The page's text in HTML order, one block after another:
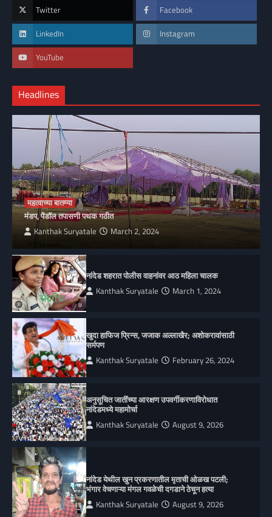
Twitter Facebook
LinkedIn Instagram
YouTube
Headlines
महत्वाच्या बातम्या
मंडप, पेंडॉल तपासणी पथक गठीत
Kanthak Suryatale March 2, 2024
नांदेड शहरात पोलीस वाहनांवर आठ महिला चालक
Kanthak Suryatale March 1, 2024
खुदा हाफिज प्रिन्स, जजाक अल्लाखैर; अशोकरावांसाठी
सर्मपण
Kanthak Suryatale February 26, 2024
अनुसूचित जातींच्या आरक्षण उपवर्गीकरणाविरोधात
नांदेडमध्ये महामोर्चा
Kanthak Suryatale August 9, 2026
नांदेड येथील खुन प्रकरणातील मृताची ओळख पटली;
भंगार वेचणाऱ्या मंगल गवळेची दगडाने ठेचून हत्या
Kanthak Suryatale August 9, 2026